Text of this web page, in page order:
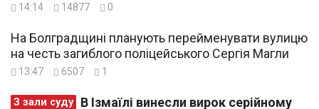
14:14 14877 0
На Болградщині планують перейменувати вулицю
на честь загиблого поліцейського Сергія Магли
13:47 6507 1
З зали суду